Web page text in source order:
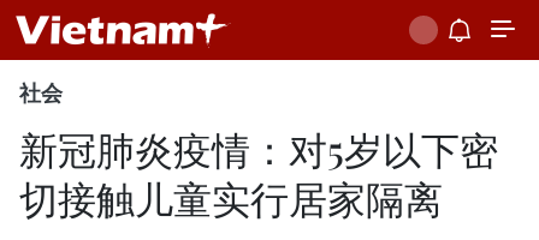
社会
新冠肺炎疫情：对5岁以下密
切接触儿童实行居家隔离